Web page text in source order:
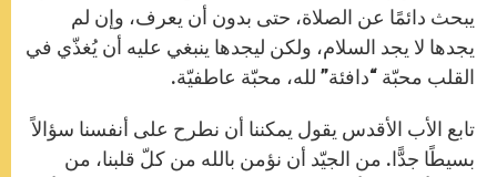
يبحث دائمًا عن الصلاة، حتى بدون أن يعرف، وإن لم
يجدها لا يجد السلام، ولكن ليجدها ينبغي عليه أن يُغذّي في
القلب محبّة “دافئة” لله، محبّة عاطفيّة.
تابع الأب الأقدس يقول يمكننا أن نطرح على أنفسنا سؤالاً
بسيطًا جدًّا. من الجيّد أن نؤمن بالله من كلّ قلبنا، من